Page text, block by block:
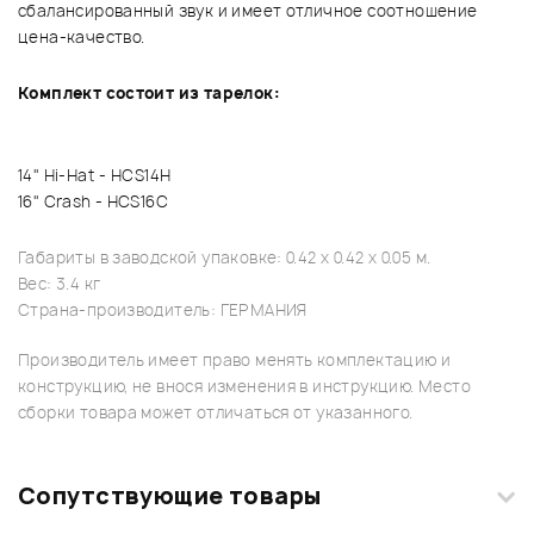
сбалансированный звук и имеет отличное соотношение
цена-качество.
Комплект состоит из тарелок:
14" Hi-Hat - HCS14H
16" Crash - HCS16C
Габариты в заводской упаковке: 0.42 x 0.42 x 0.05 м.
Вес: 3.4 кг
Страна-производитель: ГЕРМАНИЯ
Производитель имеет право менять комплектацию и
конструкцию, не внося изменения в инструкцию. Место
сборки товара может отличаться от указанного.
Сопутствующие товары